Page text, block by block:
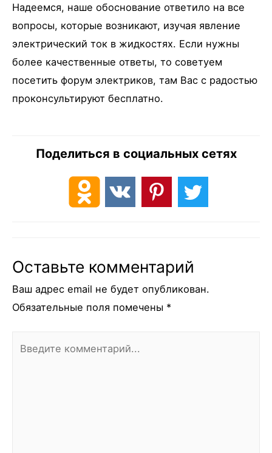
Надеемся, наше обоснование ответило на все
вопросы, которые возникают, изучая явление
электрический ток в жидкостях. Если нужны
более качественные ответы, то советуем
посетить форум электриков, там Вас с радостью
проконсультируют бесплатно.
Поделиться в социальных сетях
Оставьте комментарий
Ваш адрес email не будет опубликован.
Обязательные поля помечены *
комментарий...